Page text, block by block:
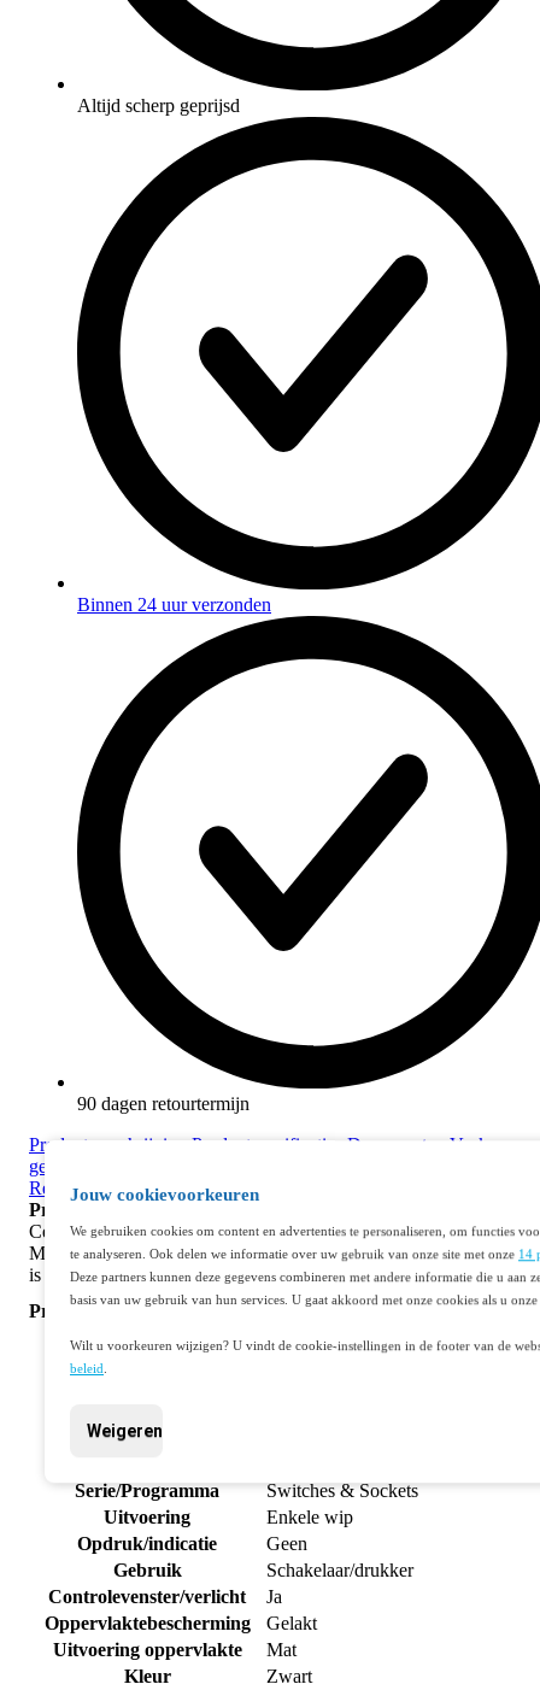
Jouw cookievoorkeuren
We gebruiken cookies om content en advertenties te personaliseren, om functies
te analyseren. Ook delen we informatie over uw gebruik van onze site met onze 14
Deze partners kunnen deze gegevens combineren met andere informatie die u aan
basis van uw gebruik van hun services. U gaat akkoord met onze cookies als u
Wilt u voorkeuren wijzigen? U vindt de cookie-instellingen in de footer van de
beleid
Weigeren
Altijd scherp geprijsd
Binnen 24 uur verzonden
90 dagen retourtermijn
Productomschrijving Productspecificaties Documenten Vaak samen
gekocht
Recent bekeken
Productomschrijving
Centraalplaat uitgevoerd met een enkelvoudige drukknop met lens.
Met deze drukknop kan je 1 verlichting bedienen. Afwerkingskleur
is black coated.
Productspecificaties
Artikelnummer
401299531
Fabrikantnummer
Serie/Programma
Switches & Sockets
Uitvoering
Enkele wip
Opdruk/indicatie
Geen
Gebruik
Schakelaar/drukker
Controlevenster/verlicht
Ja
Oppervlaktebescherming
Gelakt
Uitvoering oppervlakte
Mat
Kleur
Zwart